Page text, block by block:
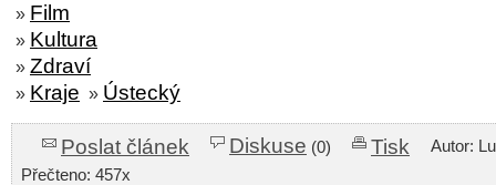
» Film
» Kultura
» Zdraví
» Kraje » Ústecký
Poslat článek Diskuse (0) Tisk
Autor:
Přečteno: 457x